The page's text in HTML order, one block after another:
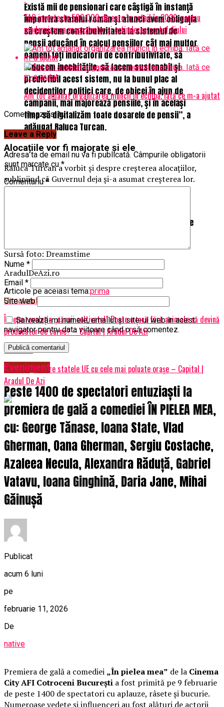
Există mii de pensionari care câştigă în instanţă
împotriva statului român şi atunci avem obligaţia
să creştem contributivitatea la sistemul de
pensii aducând în calcul pensiilor cât mai multor
oameni toţi indicatorii de contributivitate, să
reducem inechităţile, să facem sustenabil şi
predictibil acest sistem, nu la bunul plac al
decidenţilor politici care, de obicei în ajun de
campanii, mai majorează pensiile, şi în acelaşi
timp să digitalizăm toate dosarele de pensii”, a
adăugat Raluca Turcan.
Alocațiile vor fi majorate și ele
Raluca Turcan a vorbit și despre creșterea alocațiilor,
subliniind că Guvernul deja și-a asumat creșterea lor.
calendar se respectă şi am majorat alocaţiile de
Sursă foto: Dreamstime
AradulDeAzi.ro
Articole pe aceiasi tema:prima
Urmatorul
Începe revoluția „cărnii cultivate!” Poate o țară fără animale să devină
producător de carne? – Capital | Aradul De Azi
Nu ratati
România, printre statele UE cu cele mai poluate orașe – Capital |
Aradul De Azi
TAG investește 500.000 de euro în retail în 2026, pentru
modernizarea magazinelor și extinderea portofoliului
Am tot amânat organizarea muncii in echipa. Iată ce m-a ajutat
Comenteaza si tu
Leave a Reply
Adresa ta de email nu va fi publicată. Câmpurile obligatorii
sunt marcate cu *
Comentariu*
Nume *
Email *
Site web
Salvează-mi numele, emailul și site-ul web în acest
navigator pentru data viitoare când o să comentez.
Eveniment
Peste 1400 de spectatori entuziaști la
premiera de gală a comediei ÎN PIELEA MEA,
cu: George Tănase, Ioana State, Vlad
Gherman, Oana Gherman, Sergiu Costache,
Azaleea Necula, Alexandra Răduță, Gabriel
Vatavu, Ioana Ginghină, Daria Jane, Mihai
Găinușă
Publicat
acum 6 luni
pe
februarie 11, 2026
De
native
Premiera de gală a comediei „În pielea mea” de la Cinema
City AFI Cotroceni București a fost primită pe 9 februarie
de peste 1400 de spectatori cu aplauze, râsete și bucurie.
Numeroase vedete și influenceri au fost alături de actorii